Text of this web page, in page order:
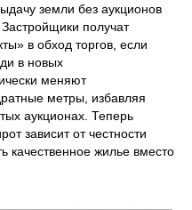
земли без аукционов
получат
в обход торгов, если
в новых
меняют
метры, избавляя
аукционах. Теперь
зависит от честности
качественное жилье вместо